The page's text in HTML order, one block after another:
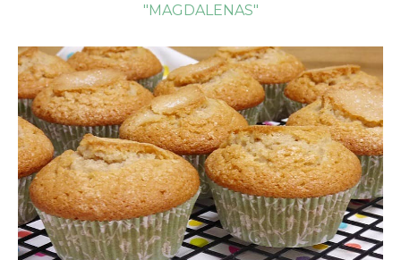
"MAGDALENAS"